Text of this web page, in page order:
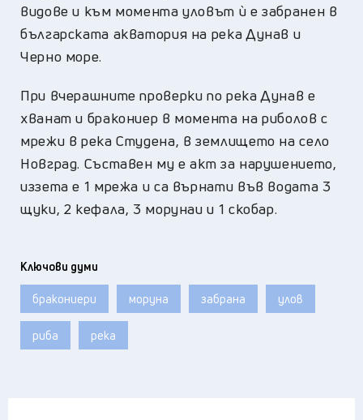
видове и към момента уловът ѝ е забранен в
българската акватория на река Дунав и
Черно море.
При вчерашните проверки по река Дунав е
хванат и бракониер в момента на риболов с
мрежи в река Студена, в землището на село
Новград. Съставен му е акт за нарушението,
иззета е 1 мрежа и са върнати във водата 3
щуки, 2 кефала, 3 морунаи и 1 скобар.
Ключови думи
бракониери моруна забрана улов
риба река